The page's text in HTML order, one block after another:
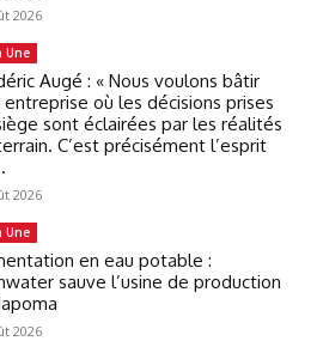
2026
Une
Augé : « Nous voulons bâtir
entreprise où les décisions prises
sont éclairées par les réalités
C’est précisément l’esprit
2026
Une
en eau potable :
sauve l’usine de production
2026